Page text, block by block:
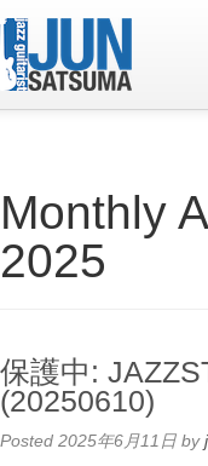
Live Schedule
Discography
Contact
YouTube
Monthly
2025
保護中:
(20250610)
Posted 2025年6月11日 by